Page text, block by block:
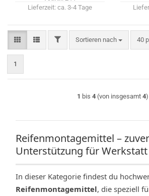
Lieferzeit: ca. 3-4 Tage
FILTERSortieren nach
Sortieren nach 40
pro
1
1 bis 4 (von insgesamt 4)
Reifenmontagemittel –
Unterstützung für
In dieser Kategorie findest du
Reifenmontagemittel, die speziell